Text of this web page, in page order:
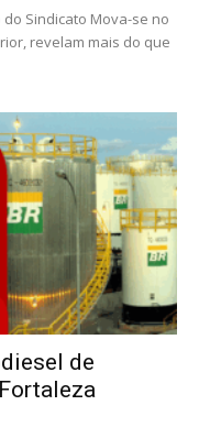
Sindicato Mova-se no
revelam mais do que
de